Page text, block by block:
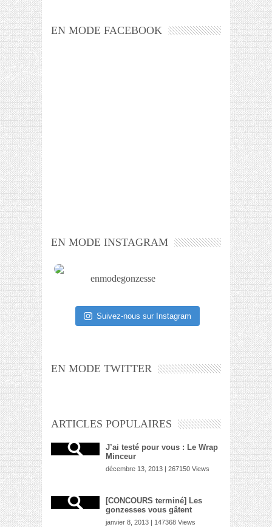
EN MODE FACEBOOK
EN MODE INSTAGRAM
enmodegonzesse
Suivez-nous sur Instagram
EN MODE TWITTER
ARTICLES POPULAIRES
J’ai testé pour vous : Le Wrap
Minceur
décembre 13, 2013 | 267150 Views
[CONCOURS terminé] Les
gonzesses vous gâtent
janvier 8, 2013 | 147368 Views